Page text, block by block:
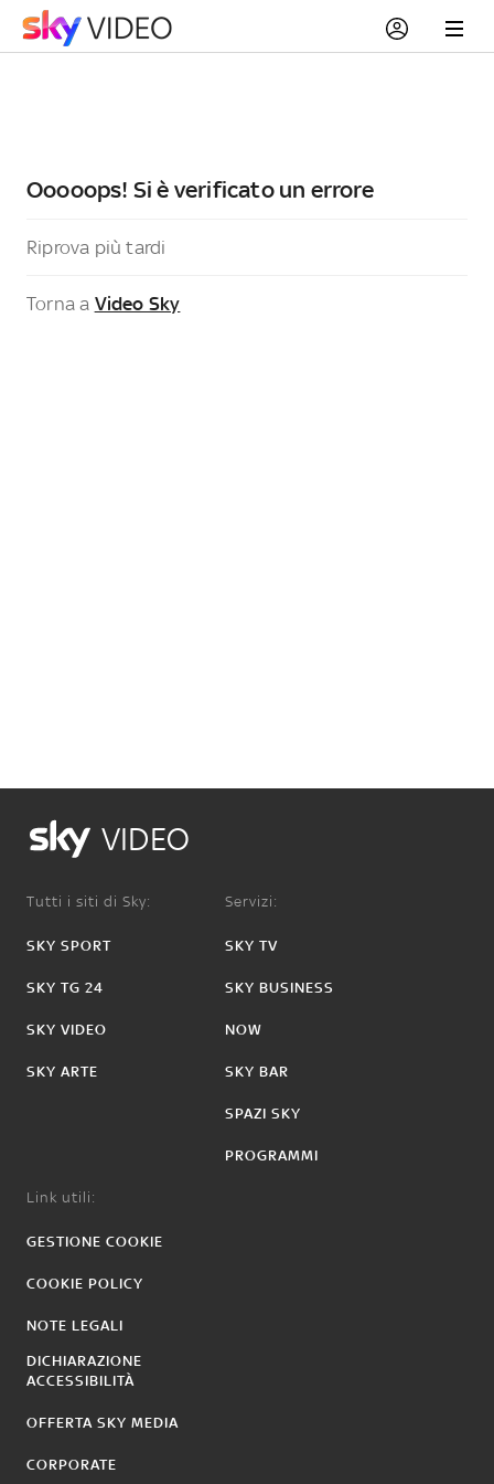
Ooooops! Si è verificato un errore
Riprova più tardi
Torna a Video Sky
VIDEO
Tutti i siti di Sky:
SKY SPORT
SKY TG 24
SKY VIDEO
SKY ARTE
Servizi:
SKY TV
SKY BUSINESS
NOW
SKY BAR
SPAZI SKY
PROGRAMMI
Link utili:
GESTIONE COOKIE
COOKIE POLICY
NOTE LEGALI
DICHIARAZIONE
ACCESSIBILITÀ
OFFERTA SKY MEDIA
CORPORATE